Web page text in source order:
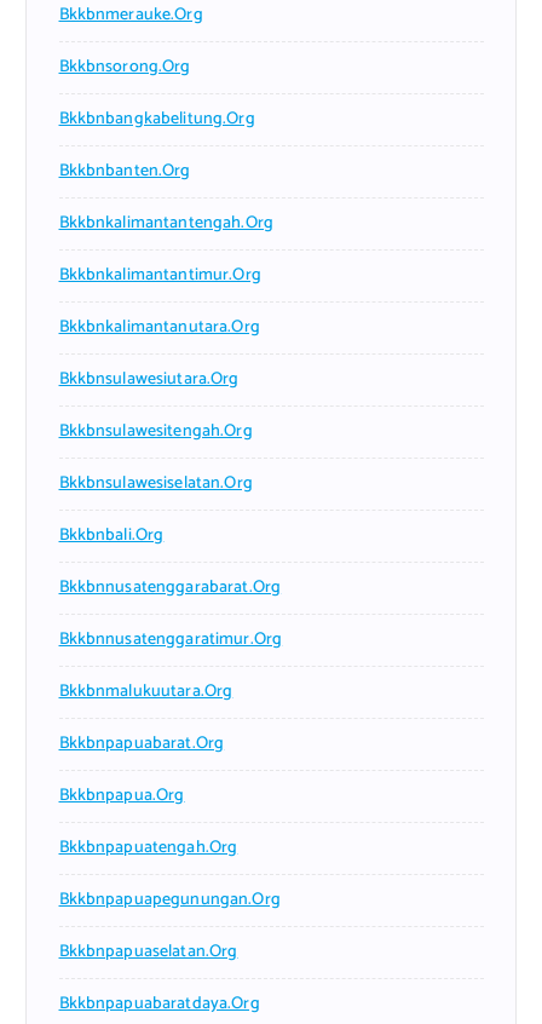
Bkkbnmerauke.org
Bkkbnsorong.org
Bkkbnbangkabelitung.org
Bkkbnbanten.org
Bkkbnkalimantantengah.org
Bkkbnkalimantantimur.org
Bkkbnkalimantanutara.org
Bkkbnsulawesiutara.org
Bkkbnsulawesitengah.org
Bkkbnsulawesiselatan.org
Bkkbnbali.org
Bkkbnnusatenggarabarat.org
Bkkbnnusatenggaratimur.org
Bkkbnmalukuutara.org
Bkkbnpapuabarat.org
Bkkbnpapua.org
Bkkbnpapuatengah.org
Bkkbnpapuapegunungan.org
Bkkbnpapuaselatan.org
Bkkbnpapuabaratdaya.org